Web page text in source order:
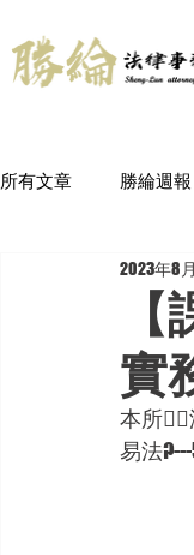
所有文章 勝綸週報
實
2023年8
本所🦸‍♂
易法